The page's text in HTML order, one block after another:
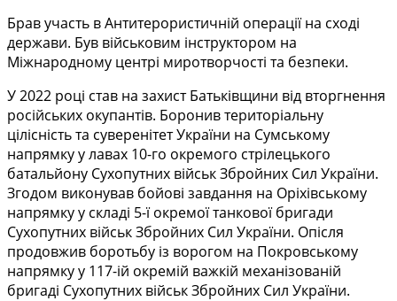
Брав участь в Антитерористичній операції на сході
держави. Був військовим інструктором на
Міжнародному центрі миротворчості та безпеки.
У 2022 році став на захист Батьківщини від вторгнення
російських окупантів. Боронив територіальну
цілісність та суверенітет України на Cумському
напрямку у лавах 10-го окремого стрілецького
батальйону Сухопутних військ Збройних Сил України.
Згодом виконував бойові завдання на Оріхівському
напрямку у складі 5-ї окремої танкової бригади
Сухопутних військ Збройних Сил України. Опісля
продовжив боротьбу із ворогом на Покровському
напрямку у 117-ій окремій важкій механізованій
бригаді Сухопутних військ Збройних Сил України.